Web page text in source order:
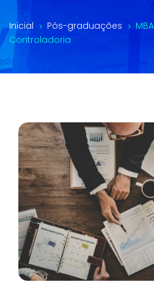
Inicial 5 Pós-graduações 5
Controladoria